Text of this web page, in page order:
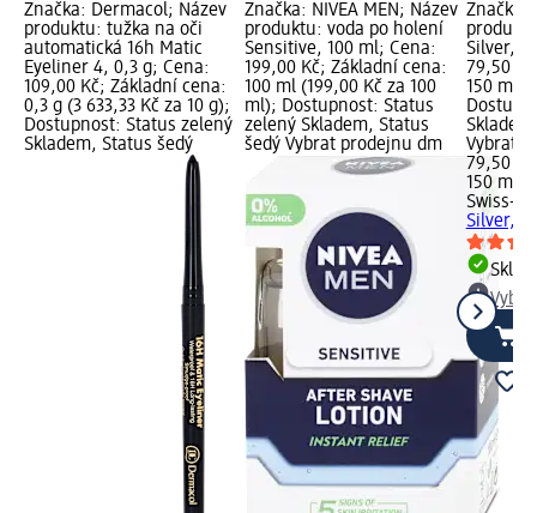
Značka: Dermacol; Název
produktu: tužka na oči
automatická 16h Matic
Eyeliner 4, 0,3 g; Cena:
109,00 Kč; Základní cena:
0,3 g (3 633,33 Kč za 10 g);
Dostupnost: Status zelený
Skladem, Status šedý
Značka: NIVEA MEN; Název
produktu: voda po holení
Sensitive, 100 ml; Cena:
199,00 Kč; Základní cena:
100 ml (199,00 Kč za 100
ml); Dostupnost: Status
zelený Skladem, Status
šedý Vybrat prodejnu dm
Značka:
Silver,
79,50
150 ml
Vybrat
79,50 Kč
150 ml
Swiss-o-
Silver,